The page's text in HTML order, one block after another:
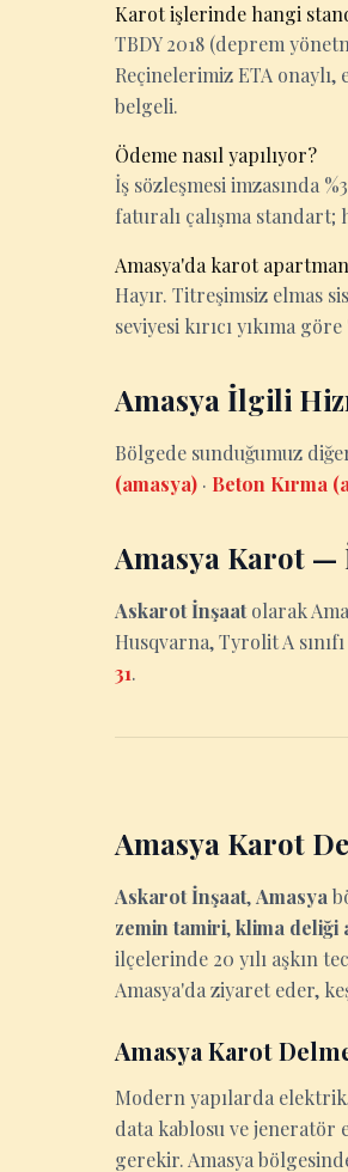
Karot işlerinde hangi
TBDY 2018 (deprem
Reçinelerimiz ETA onaylı,
belgeli.
Ödeme nasıl yapılıyor?
İş sözleşmesi imzasında
faturalı çalışma
Amasya'da karot
Hayır. Titreşimsiz elmas
seviyesi kırıcı yıkıma
Amasya İlgili
Bölgede sunduğumuz
(amasya) · Beton Kırma
Amasya Karot —
Askarot İnşaatolarak
Husqvarna, Tyrolit A
31.
Amasya Karot
Askarot İnşaat,Amasya
zemin tamiri,klima deliği
ilçelerinde 20 yılı aşkın
Amasya'da ziyaret eder,
Amasya Karot
Modern yapılarda
data kablosu ve jeneratör
gerekir. Amasya